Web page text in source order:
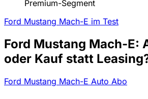
Premium-Segment
Ford Mustang Mach-E im Test
Ford Mustang Mach-E:
oder Kauf statt
Ford Mustang Mach-E Auto Abo